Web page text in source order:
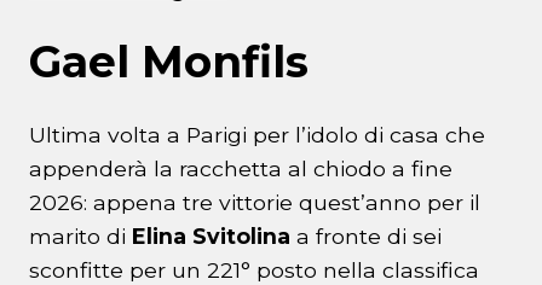
Gael Monfils
Ultima volta a Parigi per l’idolo di casa che
appenderà la racchetta al chiodo a fine
2026: appena tre vittorie quest’anno per il
marito di Elina Svitolina a fronte di sei
sconfitte per un 221° posto nella classifica